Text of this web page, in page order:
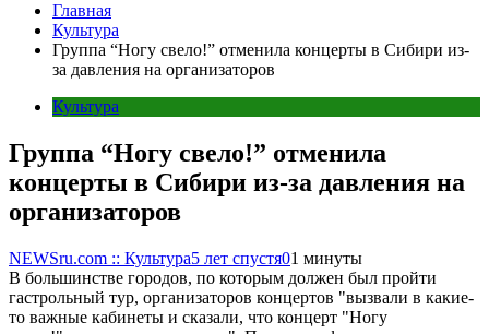
Главная
Культура
Группа “Ногу свело!” отменила концерты в Сибири из-
за давления на организаторов
Культура
Группа “Ногу свело!” отменила
концерты в Сибири из-за давления на
организаторов
NEWSru.com :: Культура5 лет спустя01 минуты
В большинстве городов, по которым должен был пройти
гастрольный тур, организаторов концертов "вызвали в какие-
то важные кабинеты и сказали, что концерт "Ногу